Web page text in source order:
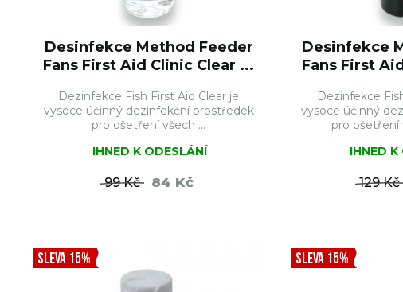
Desinfekce Method Feeder
Fans First Aid Clinic Clear ...
Dezinfekce Fish First Aid Clear je
vysoce účinný dezinfekční prostředek
pro ošetření všech ...
IHNED K ODESLÁNÍ
99 Kč 84 Kč
Desinfekce
Fans First
Dezinfekce
vysoce účinný
pro ošetření
IHNED K
129 Kč
SLEVA 15% SLEVA 15%